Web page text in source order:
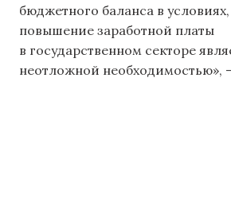
бюджетного баланса в
повышение заработной платы
в государственном секторе
неотложной необходимостью»,